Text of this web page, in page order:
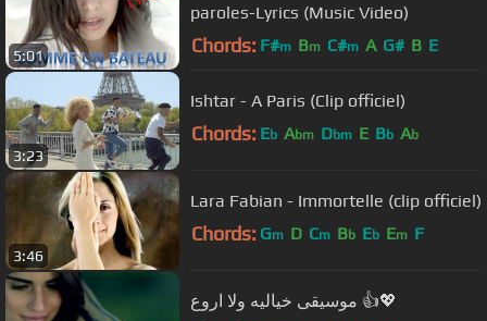
5:01
paroles-Lyrics (Music Video)
Chords: F#m Bm C#m A G# B E
3:23
Ishtar - A Paris (Clip officiel)
Chords: Eb Abm Dbm E Bb Ab
3:46
Lara Fabian - Immortelle (clip officiel)
Chords: Gm D Cm Bb Eb Em F
موسيقى خياليه ولا اروع 👍💖